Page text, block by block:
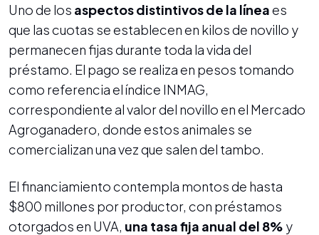
Uno de los aspectos distintivos de la líneaes
que las cuotas se establecen en kilos de novillo y
permanecen fijas durante toda la vida del
préstamo. El pago se realiza en pesos tomando
como referencia el índice INMAG,
correspondiente al valor del novillo en el Mercado
Agroganadero, donde estos animales se
comercializan una vez que salen del tambo.
El financiamiento contempla montos de hasta
$800 millones por productor, con préstamos
otorgados en UVA, una tasa fija anual del 8% y